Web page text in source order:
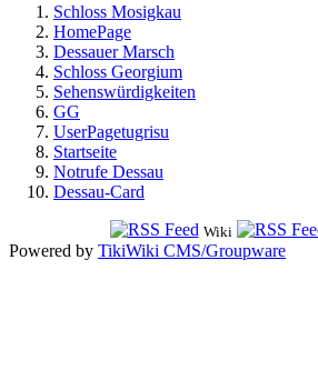
Schloss Mosigkau
HomePage
Dessauer Marsch
Schloss Georgium
Sehenswürdigkeiten
GG
UserPagetugrisu
Startseite
Notrufe Dessau
Dessau-Card
Wiki
Powered by TikiWiki CMS/Groupware